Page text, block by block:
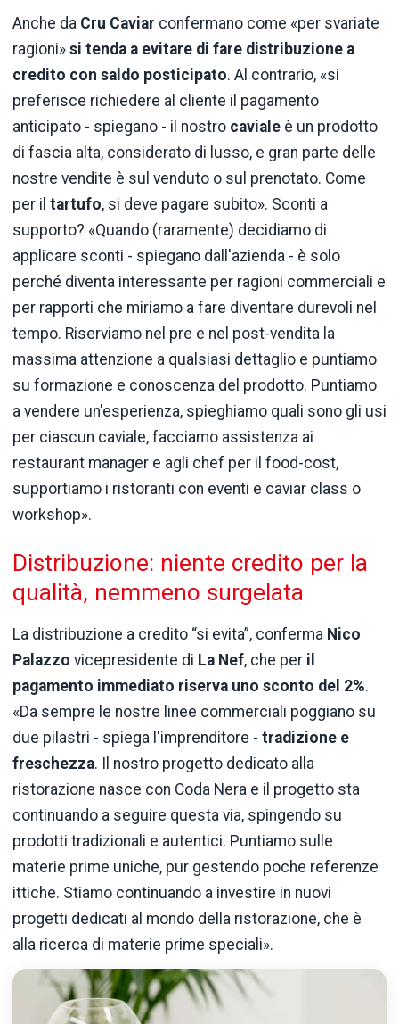
Anche da Cru Caviar confermano come «per svariate
ragioni» si tenda a evitare di fare distribuzione a
credito con saldo posticipato. Al contrario, «si
preferisce richiedere al cliente il pagamento
anticipato - spiegano - il nostro caviale è un prodotto
di fascia alta, considerato di lusso, e gran parte delle
nostre vendite è sul venduto o sul prenotato. Come
per il tartufo, si deve pagare subito». Sconti a
supporto? «Quando (raramente) decidiamo di
applicare sconti - spiegano dall'azienda - è solo
perché diventa interessante per ragioni commerciali e
per rapporti che miriamo a fare diventare durevoli nel
tempo. Riserviamo nel pre e nel post-vendita la
massima attenzione a qualsiasi dettaglio e puntiamo
su formazione e conoscenza del prodotto. Puntiamo
a vendere un'esperienza, spieghiamo quali sono gli usi
per ciascun caviale, facciamo assistenza ai
restaurant manager e agli chef per il food-cost,
supportiamo i ristoranti con eventi e caviar class o
workshop».
Distribuzione: niente credito per la
qualità, nemmeno surgelata
La distribuzione a credito “si evita”, conferma Nico
Palazzo vicepresidente di La Nef, che per il
pagamento immediato riserva uno sconto del 2%.
«Da sempre le nostre linee commerciali poggiano su
due pilastri - spiega l'imprenditore - tradizione e
freschezza. Il nostro progetto dedicato alla
ristorazione nasce con Coda Nera e il progetto sta
continuando a seguire questa via, spingendo su
prodotti tradizionali e autentici. Puntiamo sulle
materie prime uniche, pur gestendo poche referenze
ittiche. Stiamo continuando a investire in nuovi
progetti dedicati al mondo della ristorazione, che è
alla ricerca di materie prime speciali».